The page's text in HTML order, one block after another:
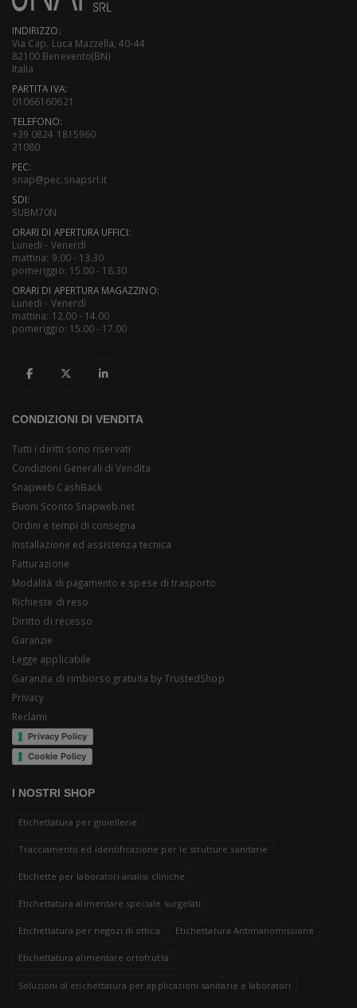
INDIRIZZO:
Via Cap. Luca Mazzella, 40-44
82100 Benevento(BN)
Italia
PARTITA IVA:
01066160621
TELEFONO:
+39 0824 1815960
21080
PEC:
snap@pec.snapsrl.it
SDI:
SUBM70N
ORARI DI APERTURA UFFICI:
Lunedi - Venerdì
mattina: 9.00 - 13.30
pomeriggio: 15.00 - 18.30
ORARI DI APERTURA MAGAZZINO:
Lunedi - Venerdì
mattina: 12.00 - 14.00
pomeriggio: 15.00 - 17.00
CONDIZIONI DI VENDITA
Tutti i diritti sono riservati
Condizioni Generali di Vendita
Snapweb CashBack
Buoni Sconto Snapweb.net
Ordini e tempi di consegna
Installazione ed assistenza tecnica
Fatturazione
Modalità di pagamento e spese di trasporto
Richieste di reso
Diritto di recesso
Garanzie
Legge applicabile
Garanzia di rimborso gratuita by TrustedShop
Privacy
Reclami
Privacy Policy
Cookie Policy
I NOSTRI SHOP
Etichettatura per gioiellerie
Tracciamento ed identificazione per le strutture sanitarie
Etichette per laboratori analisi cliniche
Etichettatura alimentare speciale surgelati
Etichettatura per negozi di ottica Etichettatura Antimanomissione
Etichettatura alimentare ortofrutta
Soluzioni di etichettatura per applicazioni sanitarie e laboratori